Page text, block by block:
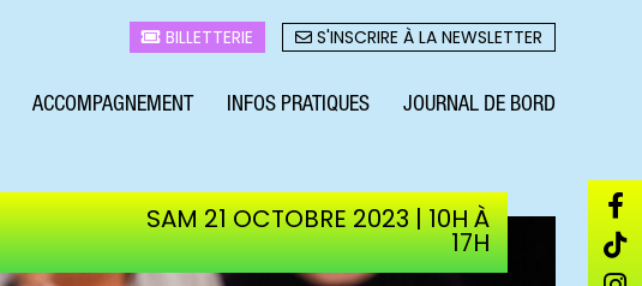
BILLETTERIE S'INSCRIRE À LA NEWSLETTER
ACCOMPAGNEMENT INFOS PRATIQUES JOURNAL DE BORD
SAM 21 OCTOBRE 2023 | 10H À
17H